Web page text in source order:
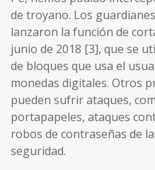
de troyano. Los
lanzaron la función de
junio de 2018 [3], que se
de bloques que usa el
monedas digitales. Otros
pueden sufrir ataques,
portapapeles, ataques
robos de contraseñas de
seguridad.